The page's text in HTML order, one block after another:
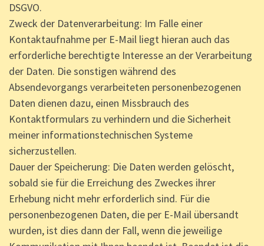
DSGVO.
Zweck der Datenverarbeitung: Im Falle einer
Kontaktaufnahme per E-Mail liegt hieran auch das
erforderliche berechtigte Interesse an der Verarbeitung
der Daten. Die sonstigen während des
Absendevorgangs verarbeiteten personenbezogenen
Daten dienen dazu, einen Missbrauch des
Kontaktformulars zu verhindern und die Sicherheit
meiner informationstechnischen Systeme
sicherzustellen.
Dauer der Speicherung: Die Daten werden gelöscht,
sobald sie für die Erreichung des Zweckes ihrer
Erhebung nicht mehr erforderlich sind. Für die
personenbezogenen Daten, die per E-Mail übersandt
wurden, ist dies dann der Fall, wenn die jeweilige